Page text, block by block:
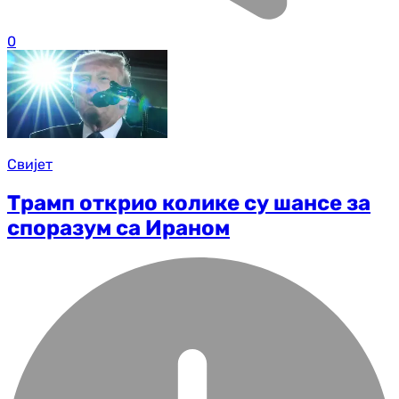
0
Свијет
Трамп открио колике су шансе за
споразум са Ираном